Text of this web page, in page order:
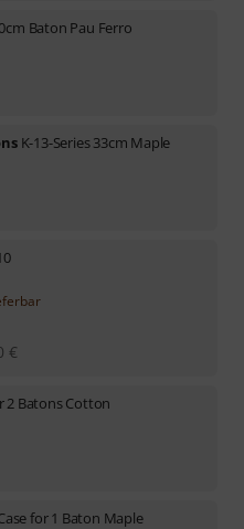
Baton Pau Ferro
K-13-Series 33cm Maple
€
2 Batons Cotton
for 1 Baton Maple